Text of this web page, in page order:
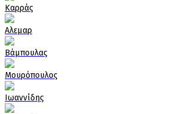
Καρράς
Αλεμαρ
Βάμπουλας
Μουρόπουλος
Ιωαννίδης